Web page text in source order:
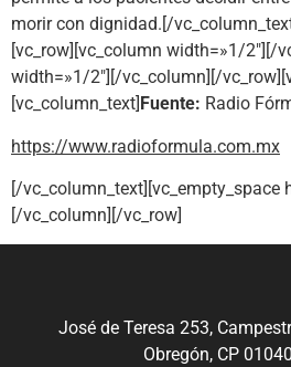
morir con dignidad.[/
[vc_row][vc_column width=»1/2″][/
width=»1/2″][/vc_column][/
[vc_column_text] Fuente: Radio
https://www.radioformula.com.mx
[/vc_column_text][vc_empty_space
[/vc_column][/vc_row]
José de Teresa 253,
Obregón, CP